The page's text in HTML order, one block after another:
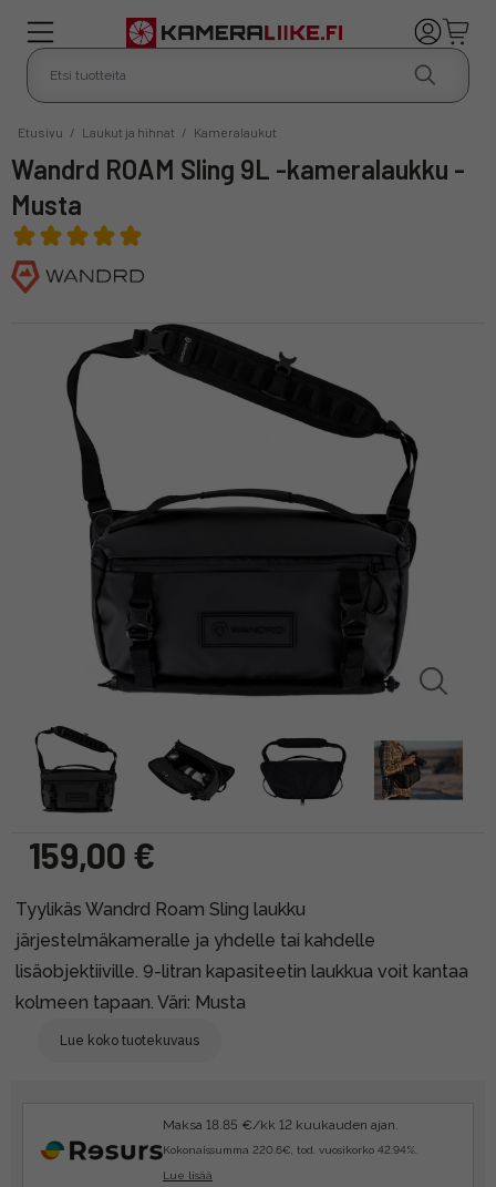
Etusivu / Laukut ja hihnat / Kameralaukut
Wandrd ROAM Sling 9L -kameralaukku -
Musta
159,00 €
Tyylikäs Wandrd Roam Sling laukku
järjestelmäkameralle ja yhdelle tai kahdelle
lisäobjektiiville. 9-litran kapasiteetin laukkua voit kantaa
kolmeen tapaan. Väri: Musta
Lue koko tuotekuvaus
Maksa 18.85 €/kk 12 kuukauden ajan.
Kokonaissumma 220.6€, tod. vuosikorko 42.94%.
Lue lisää